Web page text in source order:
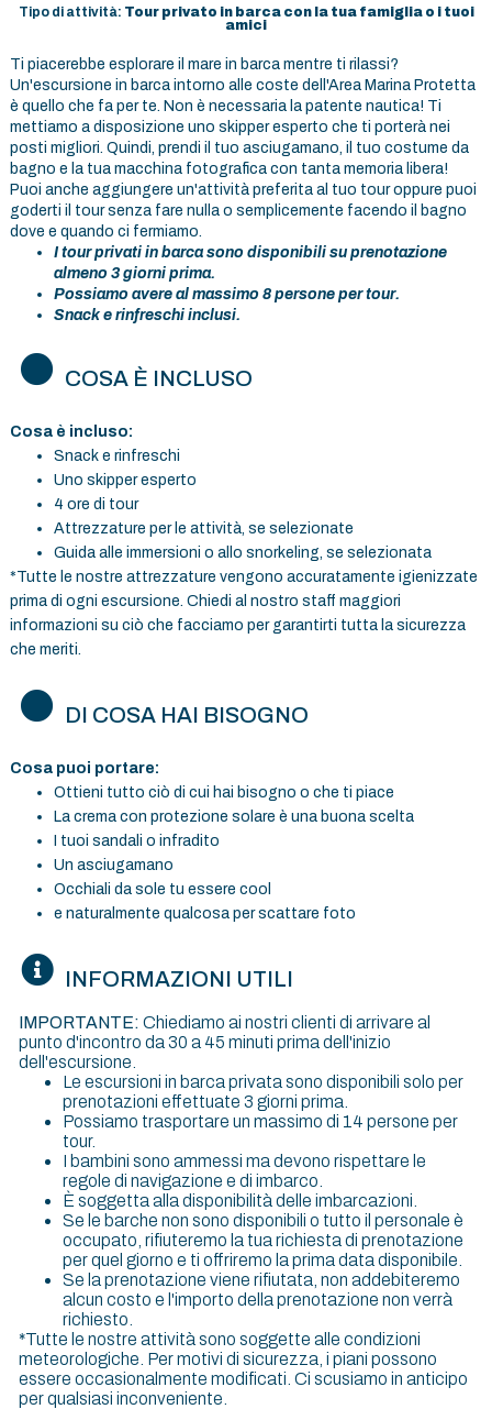
Tipo di attività: Tour privato in barca con la tua famiglia o i tuoi
amici
Ti piacerebbe esplorare il mare in barca mentre ti rilassi?
Un'escursione in barca intorno alle coste dell'Area Marina Protetta
è quello che fa per te. Non è necessaria la patente nautica! Ti
mettiamo a disposizione uno skipper esperto che ti porterà nei
posti migliori. Quindi, prendi il tuo asciugamano, il tuo costume da
bagno e la tua macchina fotografica con tanta memoria libera!
Puoi anche aggiungere un'attività preferita al tuo tour oppure puoi
goderti il tour senza fare nulla o semplicemente facendo il bagno
dove e quando ci fermiamo.
I tour privati in barca sono disponibili su prenotazione
almeno 3 giorni prima.
Possiamo avere al massimo 8 persone per tour.
Snack e rinfreschi inclusi.
COSA È INCLUSO
Cosa è incluso:
Snack e rinfreschi
Uno skipper esperto
4 ore di tour
Attrezzature per le attività, se selezionate
Guida alle immersioni o allo snorkeling, se selezionata
*Tutte le nostre attrezzature vengono accuratamente igienizzate
prima di ogni escursione. Chiedi al nostro staff maggiori
informazioni su ciò che facciamo per garantirti tutta la sicurezza
che meriti.
DI COSA HAI BISOGNO
Cosa puoi portare:
Ottieni tutto ciò di cui hai bisogno o che ti piace
La crema con protezione solare è una buona scelta
I tuoi sandali o infradito
Un asciugamano
Occhiali da sole tu essere cool
e naturalmente qualcosa per scattare foto
INFORMAZIONI UTILI
IMPORTANTE: Chiediamo ai nostri clienti di arrivare al
punto d'incontro da 30 a 45 minuti prima dell'inizio
dell'escursione.
Le escursioni in barca privata sono disponibili solo per
prenotazioni effettuate 3 giorni prima.
Possiamo trasportare un massimo di 14 persone per
tour.
I bambini sono ammessi ma devono rispettare le
regole di navigazione e di imbarco.
È soggetta alla disponibilità delle imbarcazioni.
Se le barche non sono disponibili o tutto il personale è
occupato, rifiuteremo la tua richiesta di prenotazione
per quel giorno e ti offriremo la prima data disponibile.
Se la prenotazione viene rifiutata, non addebiteremo
alcun costo e l'importo della prenotazione non verrà
richiesto.
*Tutte le nostre attività sono soggette alle condizioni
meteorologiche. Per motivi di sicurezza, i piani possono
essere occasionalmente modificati. Ci scusiamo in anticipo
per qualsiasi inconveniente.